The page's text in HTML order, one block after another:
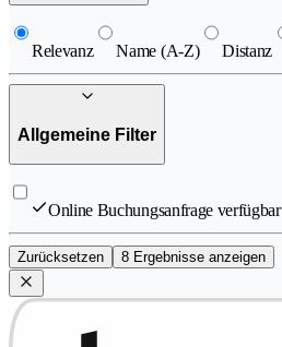
Relevanz Name (A-Z) Distanz
Allgemeine Filter
Online Buchungsanfrage verfügbar
Zurücksetzen 8 Ergebnisse anzeigen